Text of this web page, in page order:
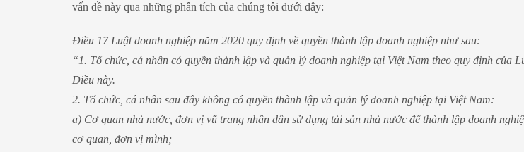
vấn đề này qua những phân tích của chúng tôi dưới đây:
Điều 17 Luật doanh nghiệp năm 2020 quy định về quyền thành lập doanh nghiệp như sau:
“1. Tổ chức, cá nhân có quyền thành lập và quản lý doanh nghiệp tại Việt Nam theo quy định của
Điều này.
2. Tổ chức, cá nhân sau đây không có quyền thành lập và quản lý doanh nghiệp tại Việt Nam:
a) Cơ quan nhà nước, đơn vị vũ trang nhân dân sử dụng tài sản nhà nước để thành lập doanh
cơ quan, đơn vị mình;